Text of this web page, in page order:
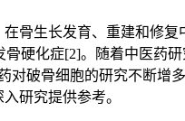
骨生长发育、重建和修复
硬化症[2]。随着中医药
对破骨细胞的研究不断增
研究提供参考。